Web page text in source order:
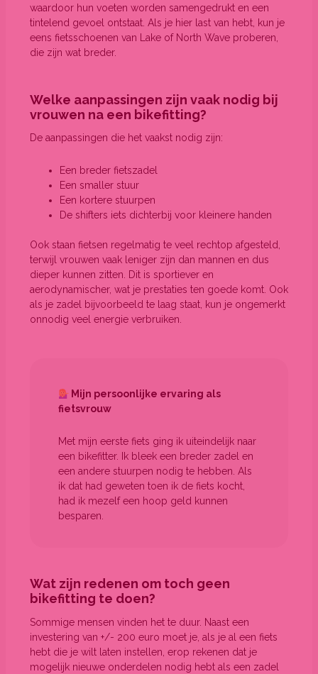
waardoor hun voeten worden samengedrukt en een
tintelend gevoel ontstaat. Als je hier last van hebt, kun je
eens fietsschoenen van Lake of North Wave proberen,
die zijn wat breder.
Welke aanpassingen zijn vaak nodig bij
vrouwen na een bikefitting?
De aanpassingen die het vaakst nodig zijn:
Een breder fietszadel
Een smaller stuur
Een kortere stuurpen
De shifters iets dichterbij voor kleinere handen
Ook staan fietsen regelmatig te veel rechtop afgesteld,
terwijl vrouwen vaak leniger zijn dan mannen en dus
dieper kunnen zitten. Dit is sportiever en
aerodynamischer, wat je prestaties ten goede komt. Ook
als je zadel bijvoorbeeld te laag staat, kun je ongemerkt
onnodig veel energie verbruiken.
Mijn persoonlijke ervaring als
fietsvrouw
Met mijn eerste fiets ging ik uiteindelijk naar
een bikefitter. Ik bleek een breder zadel en
een andere stuurpen nodig te hebben. Als
ik dat had geweten toen ik de fiets kocht,
had ik mezelf een hoop geld kunnen
besparen.
Wat zijn redenen om toch geen
bikefitting te doen?
Sommige mensen vinden het te duur. Naast een
investering van +/- 200 euro moet je, als je al een fiets
hebt die je wilt laten instellen, erop rekenen dat je
mogelijk nieuwe onderdelen nodig hebt als een zadel